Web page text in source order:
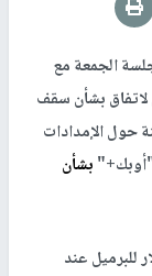
الجمعة مع
لاتفاق بشأن سقف
حول الإمدادات
"أوبك+"بشأن
69 سنتا أو 0.9% إلى 76.95 دولار للبرميل عند